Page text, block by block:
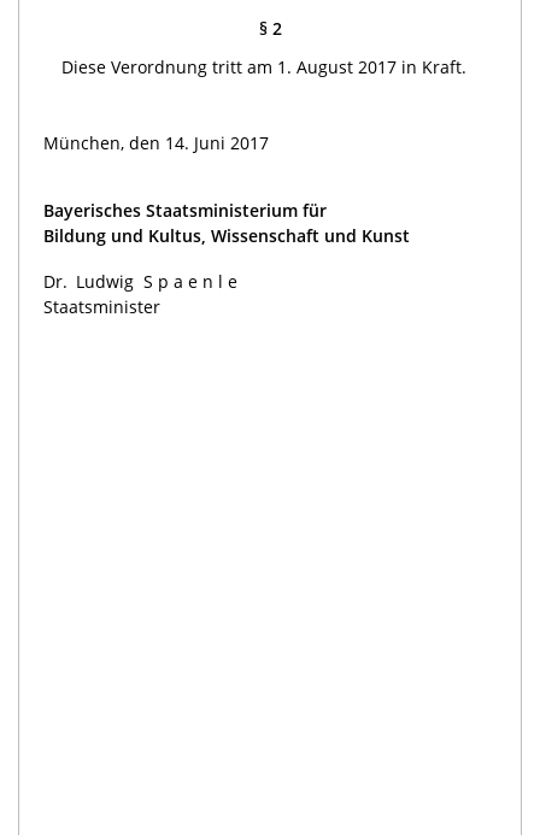
§ 2
Diese Verordnung tritt am 1. August 2017 in Kraft.
München, den 14. Juni 2017
Bayerisches Staatsministerium für
Bildung und Kultus, Wissenschaft und Kunst
Dr. Ludwig Spaenle
Staatsminister